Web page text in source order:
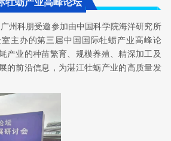
州科朋受邀参加由中国科学院海洋研究所
主办的第三届中国国际牡蛎产业高峰论
产业的种苗繁育、规模养殖、精深加工及
的前沿信息，为湛江牡蛎产业的高质量发